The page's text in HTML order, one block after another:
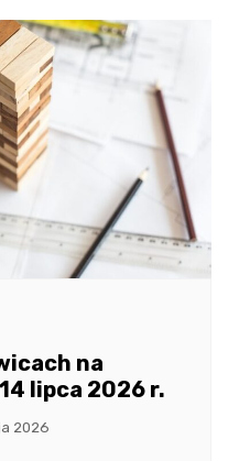
na
lipca 2026 r.
2026